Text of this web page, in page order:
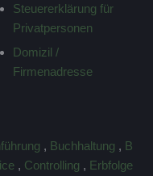
Steuererklärung für
Privatpersonen
Domizil /
Firmenadresse
, Buchhaltung , B
, Controlling , Erbfolge